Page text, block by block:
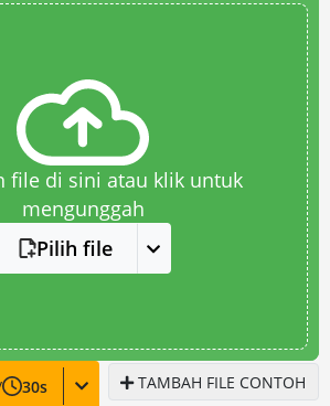
file di sini atau klik untuk
mengunggah
Pilih file
30s TAMBAH FILE CONTOH